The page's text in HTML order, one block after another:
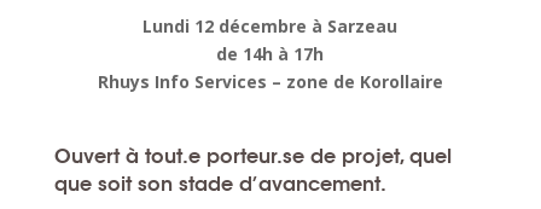
Lundi 12 décembre à Sarzeau
de 14h à 17h
Rhuys Info Services – zone de Korollaire
Ouvert à tout.e porteur.se de projet, quel
que soit son stade d’avancement.